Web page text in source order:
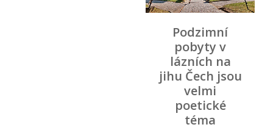
Podzimní
pobyty v
lázních na
jihu Čech jsou
velmi
poetické
téma